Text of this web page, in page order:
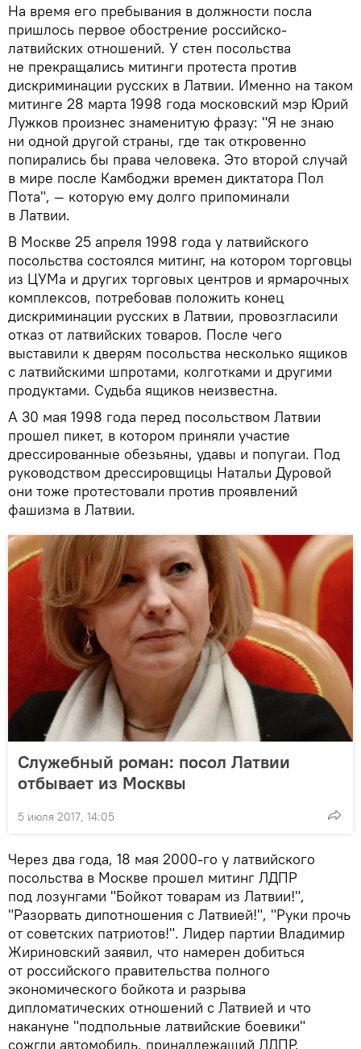
На время его пребывания в должности посла
пришлось первое обострение российско-
латвийских отношений. У стен посольства
не прекращались митинги протеста против
дискриминации русских в Латвии. Именно на таком
митинге 28 марта 1998 года московский мэр Юрий
Лужков произнес знаменитую фразу: "Я не знаю
ни одной другой страны, где так откровенно
попирались бы права человека. Это второй случай
в мире после Камбоджи времен диктатора Пол
Пота", — которую ему долго припоминали
в Латвии.
В Москве 25 апреля 1998 года у латвийского
посольства состоялся митинг, на котором торговцы
из ЦУМа и других торговых центров и ярмарочных
комплексов, потребовав положить конец
дискриминации русских в Латвии, провозгласили
отказ от латвийских товаров. После чего
выставили к дверям посольства несколько ящиков
с латвийскими шпротами, колготками и другими
продуктами. Судьба ящиков неизвестна.
А 30 мая 1998 года перед посольством Латвии
прошел пикет, в котором приняли участие
дрессированные обезьяны, удавы и попугаи. Под
руководством дрессировщицы Натальи Дуровой
они тоже протестовали против проявлений
фашизма в Латвии.
Служебный роман: посол Латвии
отбывает из Москвы
5 июля 2017, 14:05
Через два года, 18 мая 2000-го у латвийского
посольства в Москве прошел митинг ЛДПР
под лозунгами "Бойкот товарам из Латвии!",
"Разорвать дипотношения с Латвией!", "Руки прочь
от советских патриотов!". Лидер партии Владимир
Жириновский заявил, что намерен добиться
от российского правительства полного
экономического бойкота и разрыва
дипломатических отношений с Латвией и что
накануне "подпольные латвийские боевики"
сожгли автомобиль, принадлежащий ЛДПР.